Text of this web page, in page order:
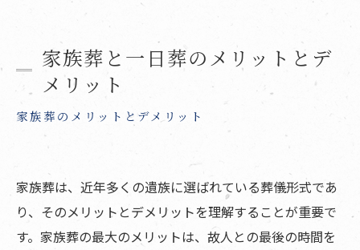
家族葬と一日葬のメリットとデ
メリット
家族葬のメリットとデメリット
家族葬は、近年多くの遺族に選ばれている葬儀形式であ
り、そのメリットとデメリットを理解することが重要で
す。家族葬の最大のメリットは、故人との最後の時間を